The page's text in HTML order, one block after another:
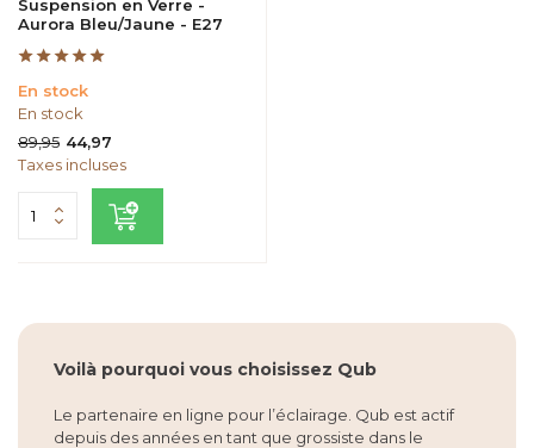
Suspension en Verre -
Aurora Bleu/Jaune - E27
En stock
En stock
89,95 44,97
Taxes incluses
Voilà pourquoi vous choisissez Qub
Le partenaire en ligne pour l’éclairage. Qub est actif
depuis des années en tant que grossiste dans le